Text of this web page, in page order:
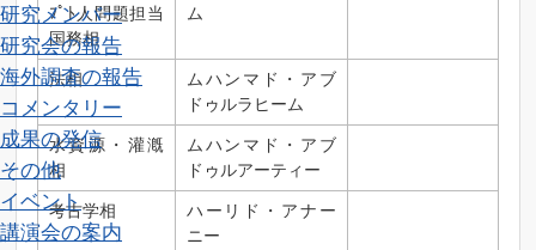
研究メンバー
研究会の報告
海外調査の報告
コメンタリー
成果の発信
その他
イベント
講演会の案内
ﾌﾟﾄ人問題担当
国務相
ム
法相
ムハンマド・アブ
ドゥルラヒーム
水資源・灌漑
相
ムハンマド・アブ
ドゥルアーティー
考古学相
ハーリド・アナー
ニー